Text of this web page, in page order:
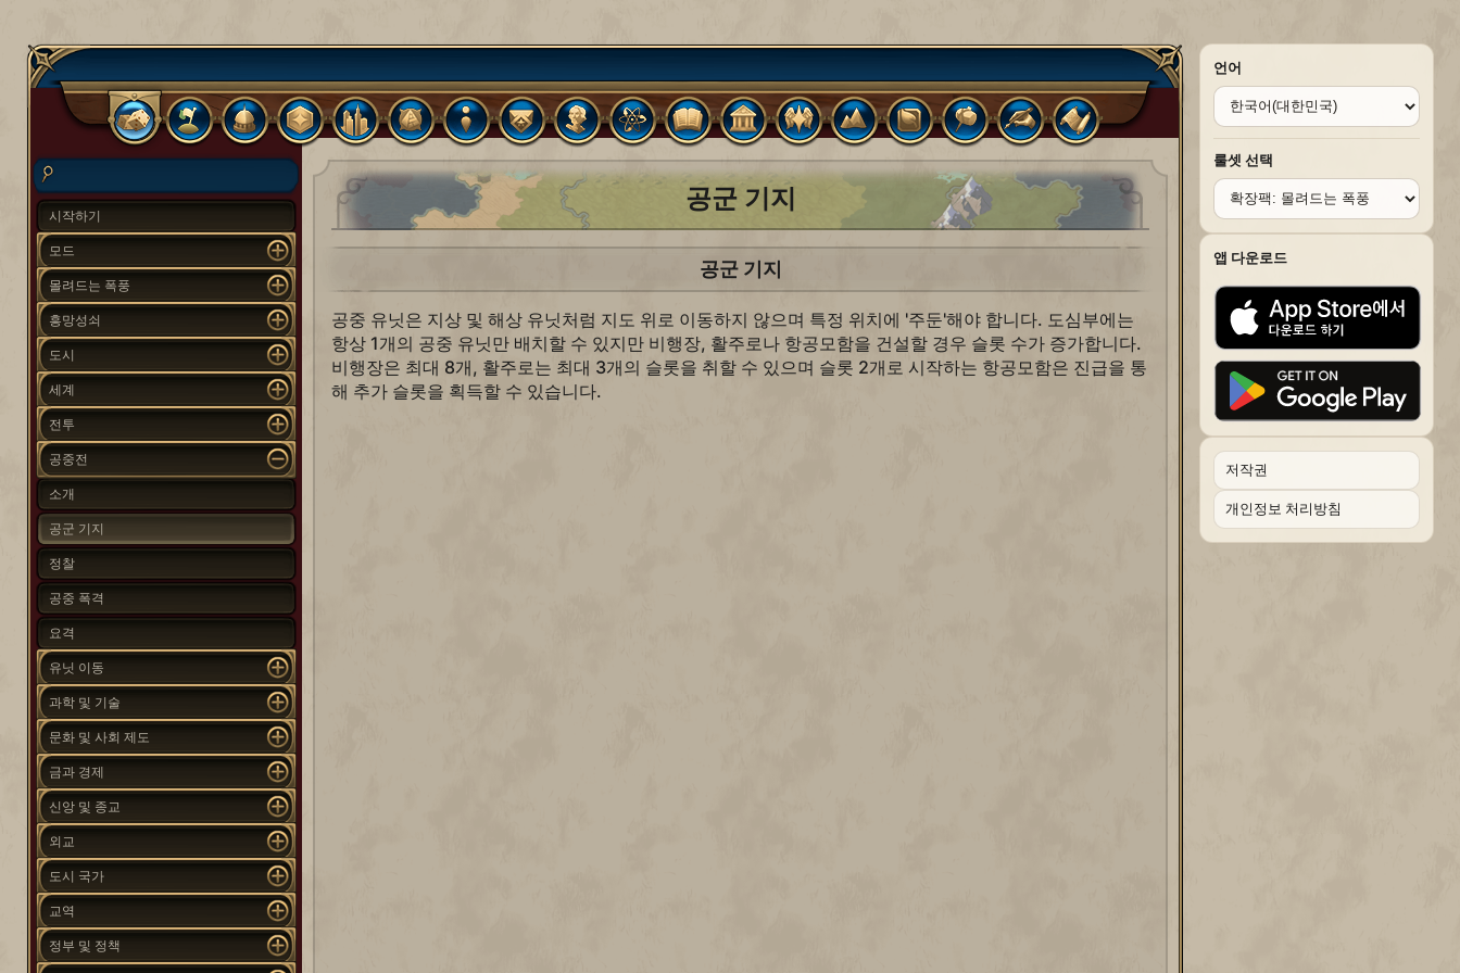
시작하기
모드
몰려드는 폭풍
흥망성쇠
도시
세계
전투
공중전
소개
공군 기지
정찰
공중 폭격
요격
유닛 이동
과학 및 기술
문화 및 사회 제도
금과 경제
신앙 및 종교
외교
도시 국가
교역
정부 및 정책
공군 기지
공군 기지
공중 유닛은 지상 및 해상 유닛처럼 지도 위로 이동하지 않으며 특정 위치에 '주둔'해야 합니다. 도심부에는
항상 1개의 공중 유닛만 배치할 수 있지만 비행장, 활주로나 항공모함을 건설할 경우 슬롯 수가 증가합니다.
비행장은 최대 8개, 활주로는 최대 3개의 슬롯을 취할 수 있으며 슬롯 2개로 시작하는 항공모함은 진급을 통
해 추가 슬롯을 획득할 수 있습니다.
언어
룰셋 선택
앱 다운로드
저작권
개인정보 처리방침